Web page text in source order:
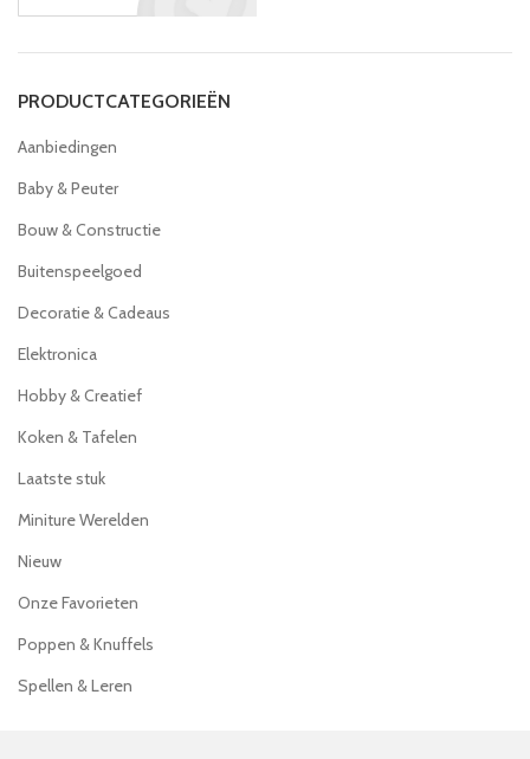
PRODUCTCATEGORIEËN
Aanbiedingen
Baby & Peuter
Bouw & Constructie
Buitenspeelgoed
Decoratie & Cadeaus
Elektronica
Hobby & Creatief
Koken & Tafelen
Laatste stuk
Miniture Werelden
Nieuw
Onze Favorieten
Poppen & Knuffels
Spellen & Leren